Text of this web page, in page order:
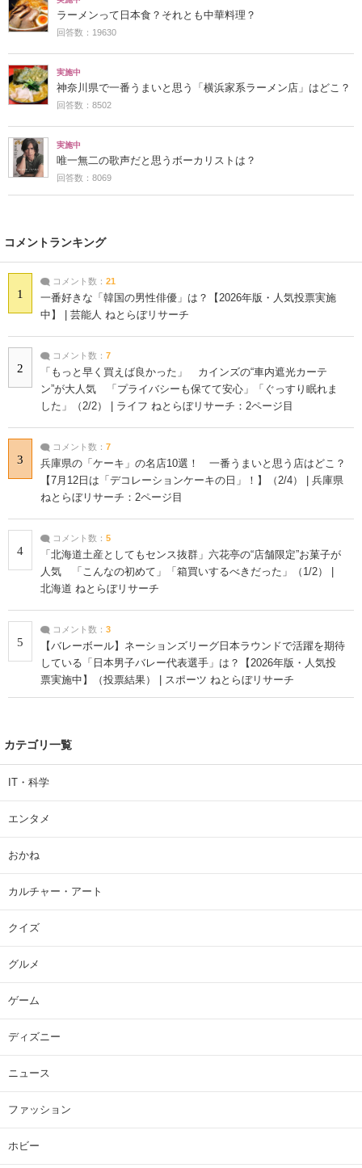
ラーメンって日本食？それとも中華料理？
回答数：19630
実施中
神奈川県で一番うまいと思う「横浜家系ラーメン店」はどこ？
回答数：8502
実施中
唯一無二の歌声だと思うボーカリストは？
回答数：8069
コメントランキング
1
コメント数： 21
一番好きな「韓国の男性俳優」は？【2026年版・人気投票実施
中】 | 芸能人 ねとらぼリサーチ
2
コメント数： 7
「もっと早く買えば良かった」 カインズの“車内遮光カーテ
ン”が大人気 「プライバシーも保てて安心」「ぐっすり眠れま
した」（2/2） | ライフ ねとらぼリサーチ：2ページ目
3
コメント数： 7
兵庫県の「ケーキ」の名店10選！ 一番うまいと思う店はどこ？
【7月12日は「デコレーションケーキの日」！】（2/4） | 兵庫県
ねとらぼリサーチ：2ページ目
4
コメント数： 5
「北海道土産としてもセンス抜群」六花亭の“店舗限定”お菓子が
人気 「こんなの初めて」「箱買いするべきだった」（1/2） |
北海道 ねとらぼリサーチ
5
コメント数： 3
【バレーボール】ネーションズリーグ日本ラウンドで活躍を期待
している「日本男子バレー代表選手」は？【2026年版・人気投
票実施中】（投票結果） | スポーツ ねとらぼリサーチ
カテゴリ一覧
IT・科学
エンタメ
おかね
カルチャー・アート
クイズ
グルメ
ゲーム
ディズニー
ニュース
ファッション
ホビー